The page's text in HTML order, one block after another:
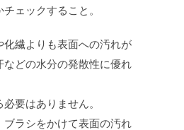
ェックすること。
化繊よりも表面への汚れが
などの水分の発散性に優れ
要はありません。
ブラシをかけて表面の汚れ